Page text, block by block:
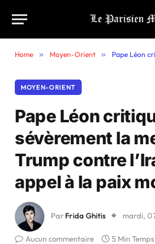
Home » Moyen-Orient » Pape Léon critique
MOYEN-ORIENT
Pape Léon
sévèrement la
Trump contre
appel à la paix
Par Frida Ghitis mardi,
Aucun commentaire 5 Min